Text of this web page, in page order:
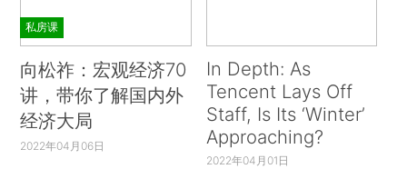
私房课
向松祚：宏观经济70
讲，带你了解国内外
经济大局
2022年04月06日
In Depth: As
Tencent Lays Off
Staff, Is Its ‘Winter’
Approaching?
2022年04月01日